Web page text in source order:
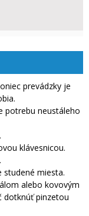
prevádzky je
potrebu neustáleho
klávesnicou.
studené miesta.
alebo kovovým
dotknúť pinzetou